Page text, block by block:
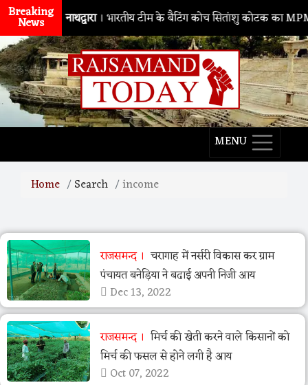
Breaking
News नाथद्वारा। भारतीय टीम के बैटिंग कोच सितांशु कोटक का
MENU
Home Search income
राजसमन्द
चरागाह में नर्सरी विकास कर ग्राम
पंचायत बनेड़िया ने बढाई अपनी निजी आय
Dec 13, 2022
राजसमन्द
मिर्च की खेती करने वाले किसानों को
मिर्च की फसल से होने लगी है आय
Oct 07, 2022